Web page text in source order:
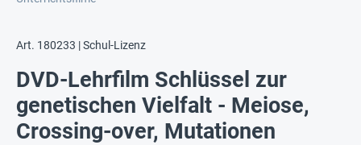
Art. 180233 | Schul-Lizenz
DVD-Lehrfilm Schlüssel zur
genetischen Vielfalt - Meiose,
Crossing-over, Mutationen